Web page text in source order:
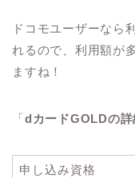
ドコモユーザーなら
れるので、利用額が
ますね！
「dカードGOLDの詳
申し込み資格